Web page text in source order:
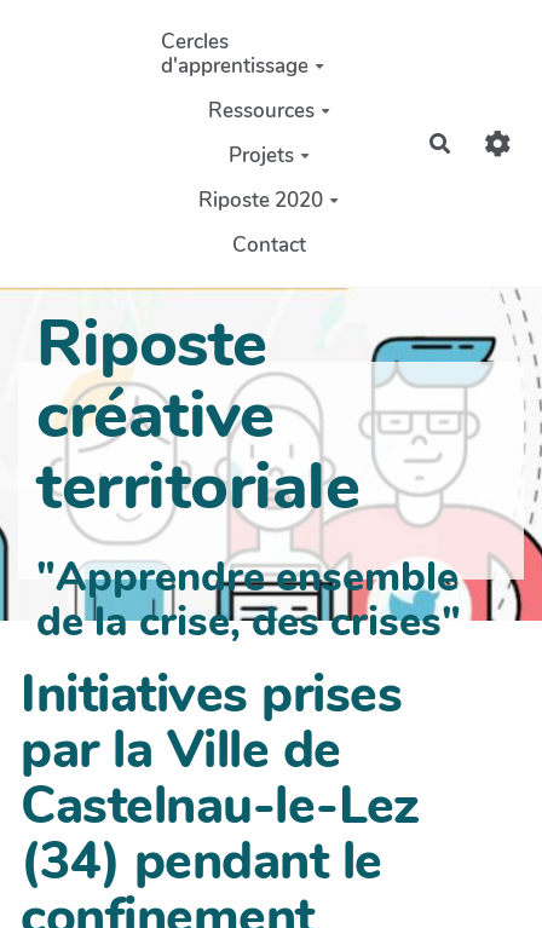
Aller au contenu principal
Cercles
d'apprentissage
Ressources
Projets
Riposte 2020
Contact
Riposte
créative
territoriale
"Apprendre ensemble
de la crise, des crises"
Initiatives prises
par la Ville de
Castelnau-le-Lez
(34) pendant le